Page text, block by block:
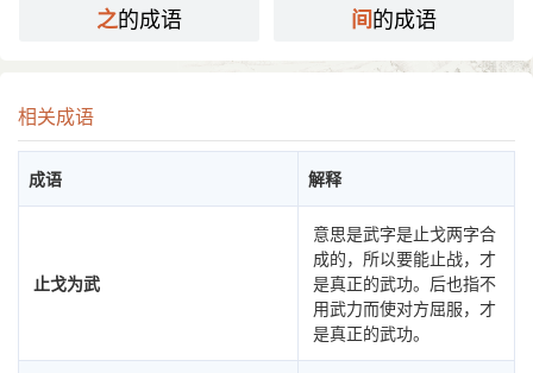
之的成语 间的成语
相关成语
成语 解释
止戈为武
意思是武字是止戈两字合
成的，所以要能止战，才
是真正的武功。后也指不
用武力而使对方屈服，才
是真正的武功。